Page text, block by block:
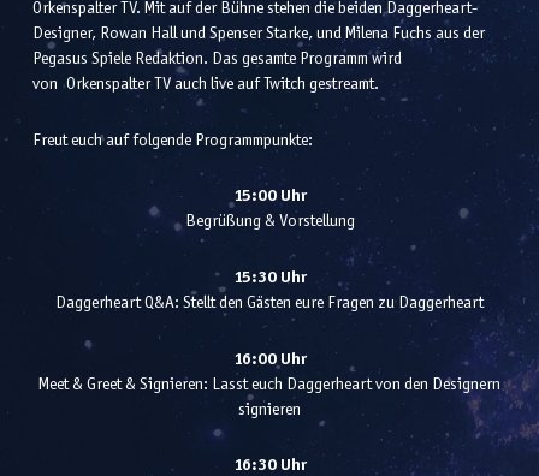
Orkenspalter TV. Mit auf der Bühne stehen die beiden Daggerheart-
Designer, Rowan Hall und Spenser Starke, und Milena Fuchs aus der
Pegasus Spiele Redaktion. Das gesamte Programm wird
vonOrkenspalter TV auch live auf Twitch gestreamt.
Freut euch auf folgende Programmpunkte:
15:00 Uhr
Begrüßung & Vorstellung
15:30 Uhr
Daggerheart Q&A: Stellt den Gästen eure Fragen zu Daggerheart
16:00 Uhr
Meet & Greet & Signieren: Lasst euch Daggerheart von den Designern
signieren
16:30 Uhr